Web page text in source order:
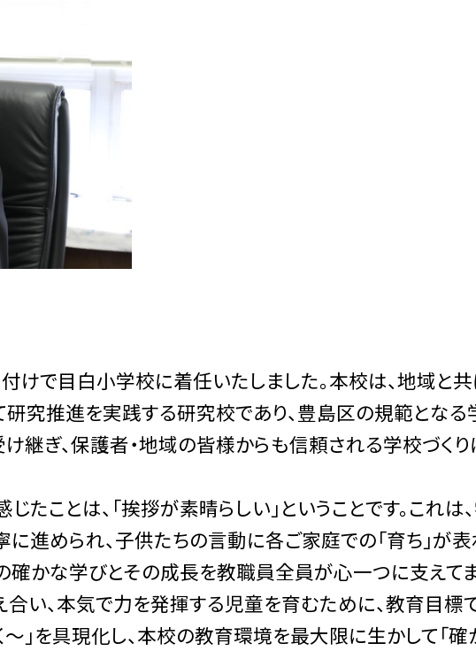
で目白小学校に着任いたしました。本校は、地域と
究推進を実践する研究校であり、豊島区の規範となる
継ぎ、保護者・地域の皆様からも信頼される学校づく
ことは、「挨拶が素晴らしい」ということです。これは
に進められ、子供たちの言動に各ご家庭での「育ち」が
確かな学びとその成長を教職員全員が心一つに支えてま
い、本気で力を発揮する児童を育むために、教育目標
具現化し、本校の教育環境を最大限に生かして「確